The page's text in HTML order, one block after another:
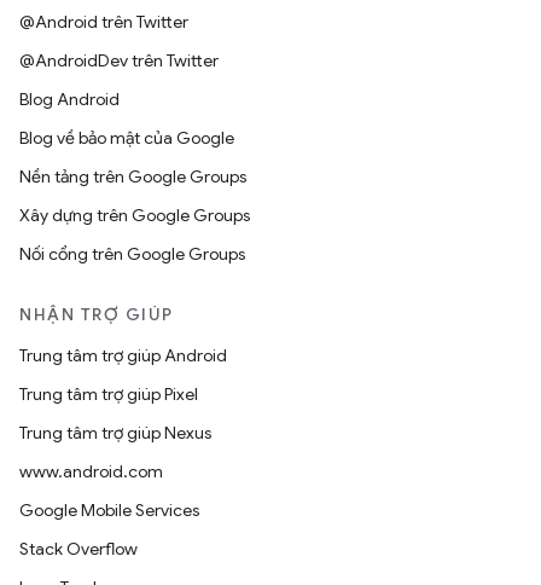
@Android trên Twitter
@AndroidDev trên Twitter
Blog Android
Blog về bảo mật của Google
Nền tảng trên Google Groups
Xây dựng trên Google Groups
Nối cổng trên Google Groups
NHẬN TRỢ GIÚP
Trung tâm trợ giúp Android
Trung tâm trợ giúp Pixel
Trung tâm trợ giúp Nexus
www.android.com
Google Mobile Services
Stack Overflow